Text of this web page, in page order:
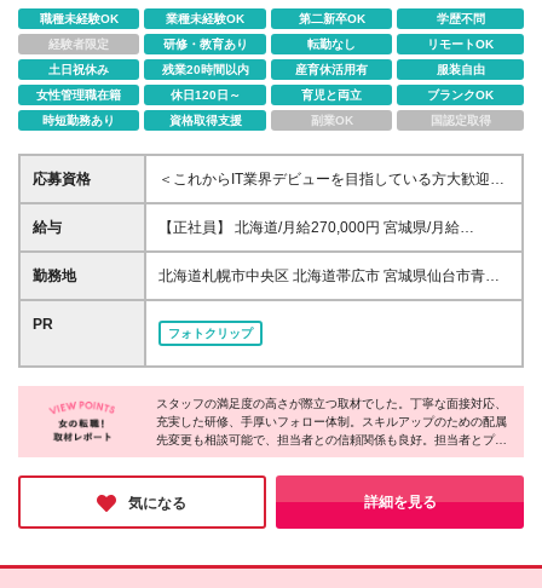
焦らず、自分のペースで成長できる環境です◎
職種未経験OK 業種未経験OK 第二新卒OK
学歴不問
経験者限定
研修・教育あり 転勤なし
リモートOK
土日祝休み
残業20時間以内 産育休活用有
服装自由
女性管理職在籍
休日120日～ 育児と両立
ブランクOK
時短勤務あり
資格取得支援 副業OK 国認定取得
応募資格
＜これからIT業界デビューを目指している方大歓迎！
＞ ◆学歴不問 ◆未経験OK ※基本的なPCスキル
(Word・Excel等)をお持ちの方 ＜こんな方にピッタリ
ステムに興味がある方 〇学びながら成長したい方 〇
しっかり教えてくれるところでスタートしたい方 〇
の経験者や興味がある方も歓迎】 データ入力、デー
給与
【正社員】 北海道/月給270,000円 宮城県/月給
270,000円 茨城県/月給270,000円 埼玉県/月給
280,000円 千葉県/月給280,000円 東京都/月給
270,000円 愛知県/月給270,000円 三重県/月給
270,000円 奈良県/月給270,000円 岡山県/月給
270,000円 広島県/月給270,000円 香川県/月給
270,000円 福岡県/月給270,000円 佐賀県/月給
280,000円(基本給234,000円、固定残業代46,000円/
月25ｈ含む) 月給270,000円(基本給225,500円、固定
勤務地
北海道札幌市中央区 北海道帯広市 宮城県仙台市青葉
区 茨城県水戸市 埼玉県さいたま市大宮区 埼玉県川口
市 千葉県千葉市中央区 東京都葛飾区 東京都江戸川区
東京都港区 東京都荒川区 東京都渋谷区 東京都新宿区
東京都杉並区 東京都世田谷区 東京都千代田区 東京都
足立区 東京都台東区 東京都大田区 東京都中央区 東京
都中野区 東京都板橋区 東京都品川区 東京都文京区 東
京都北区 神奈川県横浜市港北区 新潟県新潟市中央区
岐阜県大垣市 静岡県静岡市葵区 愛知県刈谷市 愛知県
名古屋市中区 三重県津市 滋賀県草津市 京都府京都市
南区 大阪府高槻市 大阪府吹田市 大阪府大阪市中央区
兵庫県神戸市中央区 奈良県橿原市 奈良県奈良市 岡山
PR
フォトクリップ
スタッフの満足度の高さが際立つ取材でした。丁寧な面接対応、
充実した研修、手厚いフォロー体制。スキルアップのための配属
先変更も相談可能で、担当者との信頼関係も良好。担当者とプラ
イベートで交流する人もいるそうです。あなたの挑戦を温かく見
守り、成功を全力で応援してくれる。そんな会社で、新しいスタ
ートを切りませんか？
気になる 詳細を見る